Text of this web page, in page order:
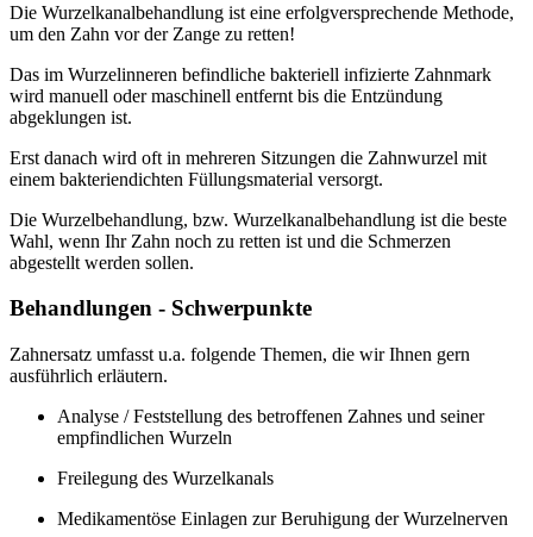
Die Wurzelkanalbehandlung ist eine erfolgversprechende Methode,
um den Zahn vor der Zange zu retten!
Das im Wurzelinneren befindliche bakteriell infizierte Zahnmark
wird manuell oder maschinell entfernt bis die Entzündung
abgeklungen ist.
Erst danach wird oft in mehreren Sitzungen die Zahnwurzel mit
einem bakteriendichten Füllungsmaterial versorgt.
Die Wurzelbehandlung, bzw. Wurzelkanalbehandlung ist die beste
Wahl, wenn Ihr Zahn noch zu retten ist und die Schmerzen
abgestellt werden sollen.
Behandlungen - Schwerpunkte
Zahnersatz umfasst u.a. folgende Themen, die wir Ihnen gern
ausführlich erläutern.
Analyse / Feststellung des betroffenen Zahnes und seiner
empfindlichen Wurzeln
Freilegung des Wurzelkanals
Medikamentöse Einlagen zur Beruhigung der Wurzelnerven